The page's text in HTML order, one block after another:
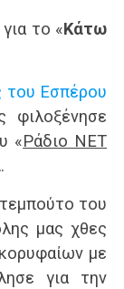
το «Κάτω
του Εσπέρου
φιλοξένησε
«Ράδιο ΝΕΤ
.
του
μας χθες
με
για την